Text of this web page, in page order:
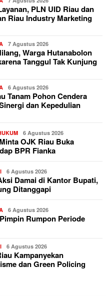
PLN UID Riau dan
Riau Industry Marketing
7 Agustus 2026
Warga Hutanabolon
Tanggul Tak Kunjung
6 Agustus 2026
Tanam Pohon Cendera
dan Kepedulian
6 Agustus 2026
OJK Riau Buka
BPR Fianka
6 Agustus 2026
Damai di Kantor Bupati,
Ditanggapi
6 Agustus 2026
Rumpon Periode
6 Agustus 2026
Kampanyekan
dan Green Policing